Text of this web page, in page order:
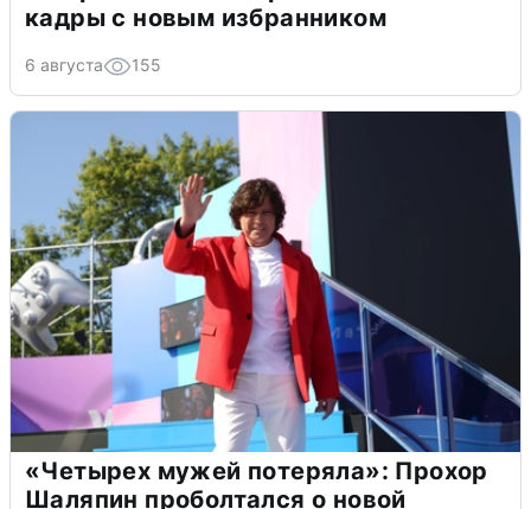
кадры с новым избранником
6 августа 155
«Четырех мужей потеряла»: Прохор
Шаляпин проболтался о новой